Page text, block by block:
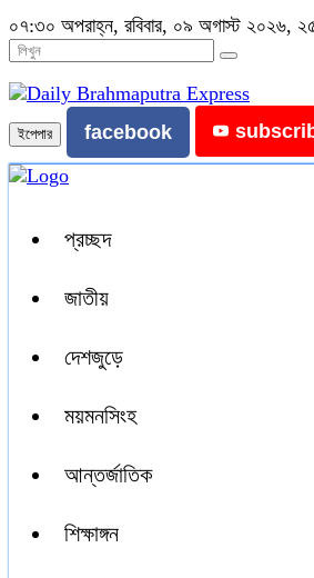
০৭:৩০ অপরাহ্ন, রবিবার, ০৯ অগাস্ট ২০২৬, ২৫
ইপেপার facebook
প্রচ্ছদ
জাতীয়
দেশজুড়ে
ময়মনসিংহ
আন্তর্জাতিক
শিক্ষাঙ্গন